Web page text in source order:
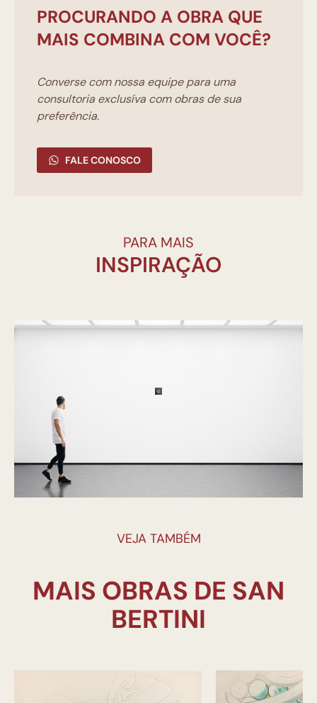
PROCURANDO A OBRA QUE
MAIS COMBINA COM VOCÊ?
Converse com nossa equipe para uma
consultoria exclusíva com obras de sua
preferência.
FALE CONOSCO
PARA MAIS
INSPIRAÇÃO
VEJA TAMBÉM
MAIS OBRAS DE SAN